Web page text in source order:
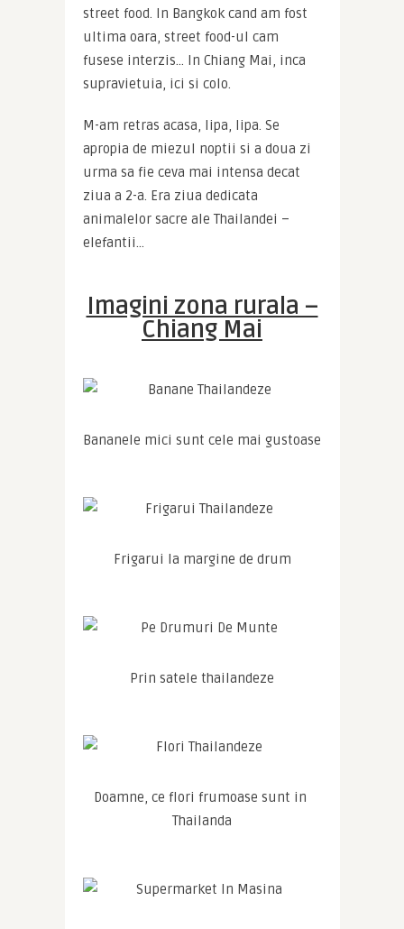
street food. In Bangkok cand am fost
ultima oara, street food-ul cam
fusese interzis… In Chiang Mai, inca
supravietuia, ici si colo.
M-am retras acasa, lipa, lipa. Se
apropia de miezul noptii si a doua zi
urma sa fie ceva mai intensa decat
ziua a 2-a. Era ziua dedicata
animalelor sacre ale Thailandei –
elefantii…
Imagini zona rurala –
Chiang Mai
Bananele mici sunt cele mai gustoase
Frigarui la margine de drum
Prin satele thailandeze
Doamne, ce flori frumoase sunt in
Thailanda